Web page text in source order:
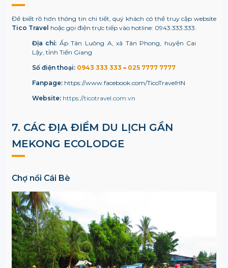
Để biết rõ hơn thông tin chi tiết, quý khách có thể truy cập website
Tico Travel hoặc gọi điện trực tiếp vào hotline: 0943.333.333.
Địa chỉ: Ấp Tân Luông A, xã Tân Phong, huyện Cai
Lậy, tỉnh Tiền Giang
Số điện thoại: 0943 333 333 – 025 7777 7777
Fanpage: https://www.facebook.com/TicoTravelHN
Website: https://ticotravel.com.vn
7. CÁC ĐỊA ĐIỂM DU LỊCH GẦN
MEKONG ECOLODGE
Chợ nổi Cái Bè